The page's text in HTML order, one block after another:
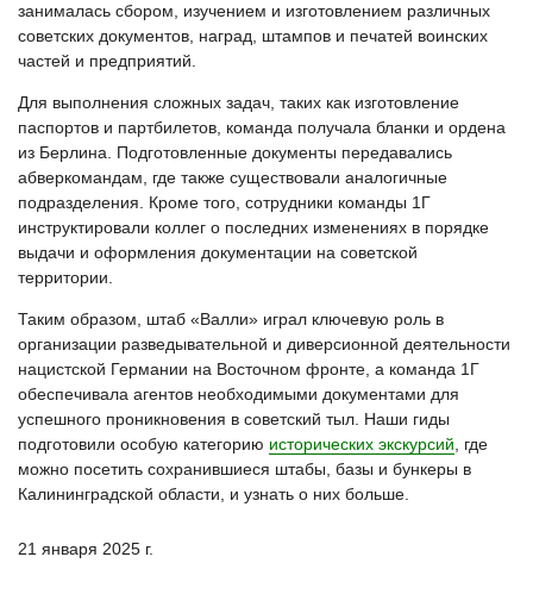
занималась сбором, изучением и изготовлением различных
советских документов, наград, штампов и печатей воинских
частей и предприятий.
Для выполнения сложных задач, таких как изготовление
паспортов и партбилетов, команда получала бланки и ордена
из Берлина. Подготовленные документы передавались
абверкомандам, где также существовали аналогичные
подразделения. Кроме того, сотрудники команды 1Г
инструктировали коллег о последних изменениях в порядке
выдачи и оформления документации на советской
территории.
Таким образом, штаб «Валли» играл ключевую роль в
организации разведывательной и диверсионной деятельности
нацистской Германии на Восточном фронте, а команда 1Г
обеспечивала агентов необходимыми документами для
успешного проникновения в советский тыл. Наши гиды
подготовили особую категорию исторических экскурсий, где
можно посетить сохранившиеся штабы, базы и бункеры в
Калининградской области, и узнать о них больше.
21 января 2025 г.